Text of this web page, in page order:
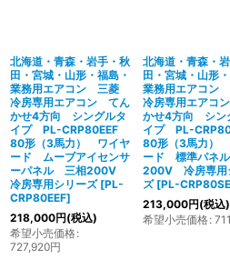
北海道・青森・岩手・秋
田・宮城・山形・福島・
業務用エアコン 三菱
冷房専用エアコン てん
かせ4方向 シングルタ
イプ PL-CRP80EEF
80形（3馬力） ワイヤ
ード ムーブアイセンサ
ーパネル 三相200V
冷房専用シリーズ [PL-
CRP80EEF]
218,000円(税込)
希望小売価格:
727,920円
北海道・青森・
田・宮城・山形
業務用エアコ
冷房専用エアコ
かせ4方向 シン
イプ PL-
80形（3馬力）
ード 標準パネ
200V 冷房専用
ズ [PL-
213,000円(税込)
希望小売価格: